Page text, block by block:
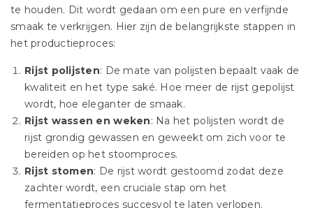
te houden. Dit wordt gedaan om een pure en verfijnde
smaak te verkrijgen. Hier zijn de belangrijkste stappen in
het productieproces:
Rijst polijsten: De mate van polijsten bepaalt vaak de
kwaliteit en het type saké. Hoe meer de rijst gepolijst
wordt, hoe eleganter de smaak.
Rijst wassen en weken: Na het polijsten wordt de
rijst grondig gewassen en geweekt om zich voor te
bereiden op het stoomproces.
Rijst stomen: De rijst wordt gestoomd zodat deze
zachter wordt, een cruciale stap om het
fermentatieproces succesvol te laten verlopen.